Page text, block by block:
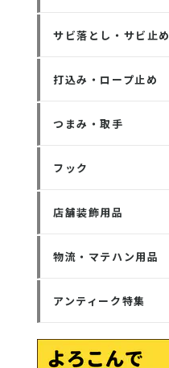
サビ落とし・サビ止め
打込み・ロープ止め
つまみ・取手
フック
店舗装飾用品
物流・マテハン用品
アンティーク特集